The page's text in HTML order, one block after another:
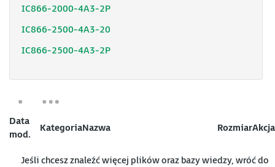
IC866-2000-4A3-2P
IC866-2500-4A3-20
IC866-2500-4A3-2P
Data
mod.
KategoriaNazwa RozmiarAkcja
Jeśli chcesz znaleźć więcej plików oraz bazy wiedzy, wróć do